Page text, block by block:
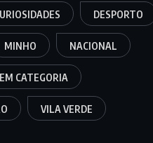
DESPORTO
MINHO NACIONAL
CATEGORIA
VILA VERDE